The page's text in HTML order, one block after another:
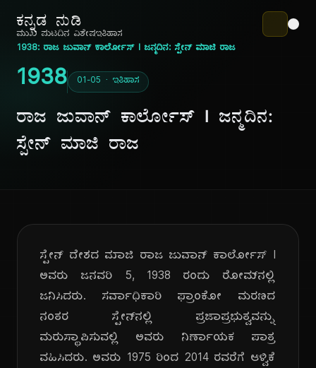
ಕನ್ನಡ ನುಡಿ
ಮುಖ ಪುಟದಿನ ವಿಶೇಷಇತಿಹಾಸ
1938: ರಾಜ ಜುವಾನ್ ಕಾರ್ಲೋಸ್ I ಜನ್ಮದಿನ: ಸ್ಪೇನ್ ಮಾಜಿ ರಾಜ
1938 01-05 · ಇತಿಹಾಸ
ರಾಜ ಜುವಾನ್ ಕಾರ್ಲೋಸ್ I ಜನ್ಮದಿನ:
ಸ್ಪೇನ್ ಮಾಜಿ ರಾಜ
ಸ್ಪೇನ್ ದೇಶದ ಮಾಜಿ ರಾಜ ಜುವಾನ್ ಕಾರ್ಲೋಸ್ I
ಅವರು ಜನವರಿ 5, 1938 ರಂದು ರೋಮ್‌ನಲ್ಲಿ
ಜನಿಸಿದರು. ಸರ್ವಾಧಿಕಾರಿ ಫ್ರಾಂಕೋ ಮರಣದ
ನಂತರ ಸ್ಪೇನ್‌ನಲ್ಲಿ ಪ್ರಜಾಪ್ರಭುತ್ವವನ್ನು
ಮರುಸ್ಥಾಪಿಸುವಲ್ಲಿ ಅವರು ನಿರ್ಣಾಯಕ ಪಾತ್ರ
ವಹಿಸಿದರು. ಅವರು 1975 ರಿಂದ 2014 ರವರೆಗೆ ಆಳ್ವಿಕೆ